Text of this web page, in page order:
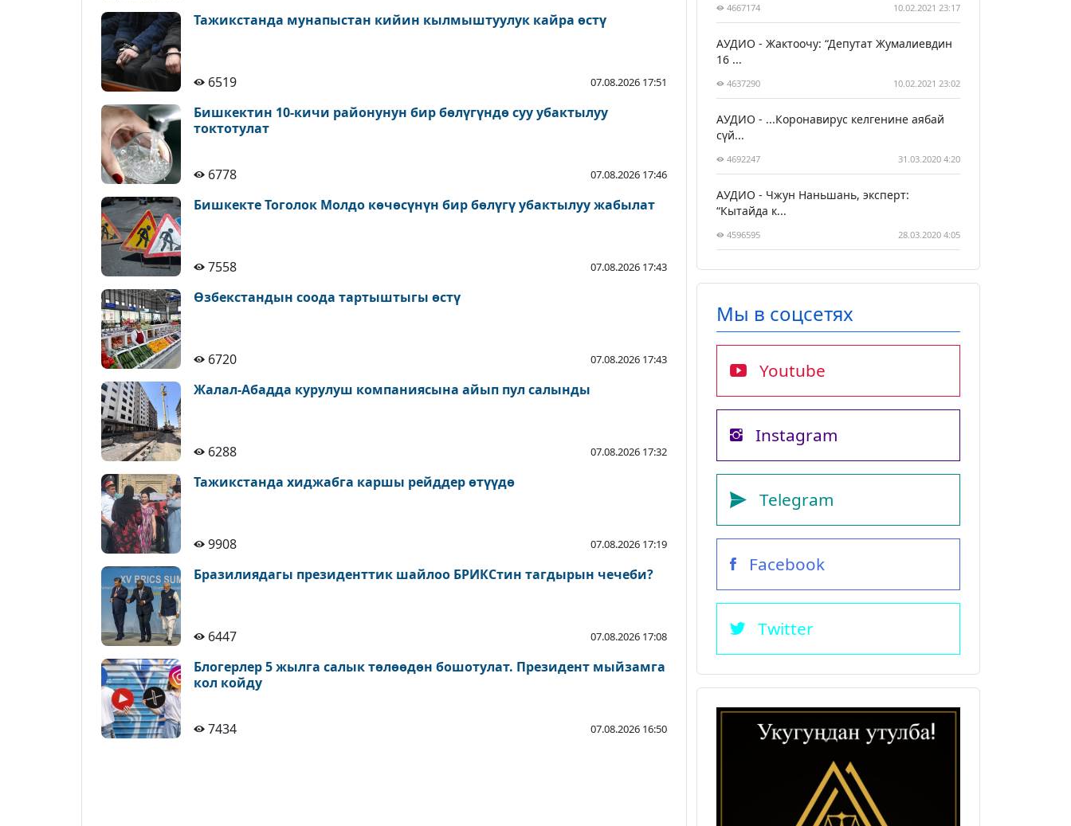
Тажикстанда мунапыстан кийин кылмыштуулук кайра өстү
6519 07.08.2026 17:51
Бишкектин 10-кичи районунун бир бөлүгүндө суу убактылуу
токтотулат
6778 07.08.2026 17:46
Бишкекте Тоголок Молдо көчөсүнүн бир бөлүгү убактылуу жабылат
7558 07.08.2026 17:43
Өзбекстандын соода тартыштыгы өстү
6720 07.08.2026 17:43
Жалал-Абадда курулуш компаниясына айып пул салынды
6288 07.08.2026 17:32
Тажикстанда хиджабга каршы рейддер өтүүдө
9908 07.08.2026 17:19
Бразилиядагы президенттик шайлоо БРИКСтин тагдырын чечеби?
6447 07.08.2026 17:08
Блогерлер 5 жылга салык төлөөдөн бошотулат. Президент мыйзамга
кол койду
7434 07.08.2026 16:50
4667174 10.02.2021 23:17
АУДИО - Жактоочу: “Депутат Жумалиевдин
16 ...
4637290 10.02.2021 23:02
АУДИО - ...Коронавирус келгенине аябай
сүй...
4692247 31.03.2020 4:20
АУДИО - Чжун Наньшань, эксперт:
“Кытайда к...
4596595 28.03.2020 4:05
Мы в соцсетях
Youtube
Instagram
Telegram
Facebook
Twitter